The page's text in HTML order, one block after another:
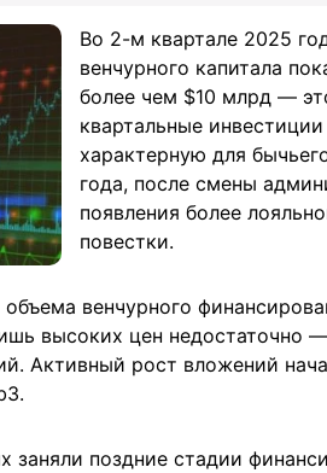
Во 2-м квартале 2025
венчурного капитала
более чем $10 млрд —
квартальные
характерную для
года, после смены
появления более
повестки.
венчурного
высоких цен недостаточно
Активный рост вложений
поздние стадии